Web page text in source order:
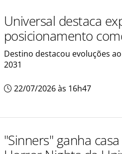
Universal destaca
posicionamento
Destino destacou evoluções
2031
22/07/2026 às 16h47
"Sinners" ganha